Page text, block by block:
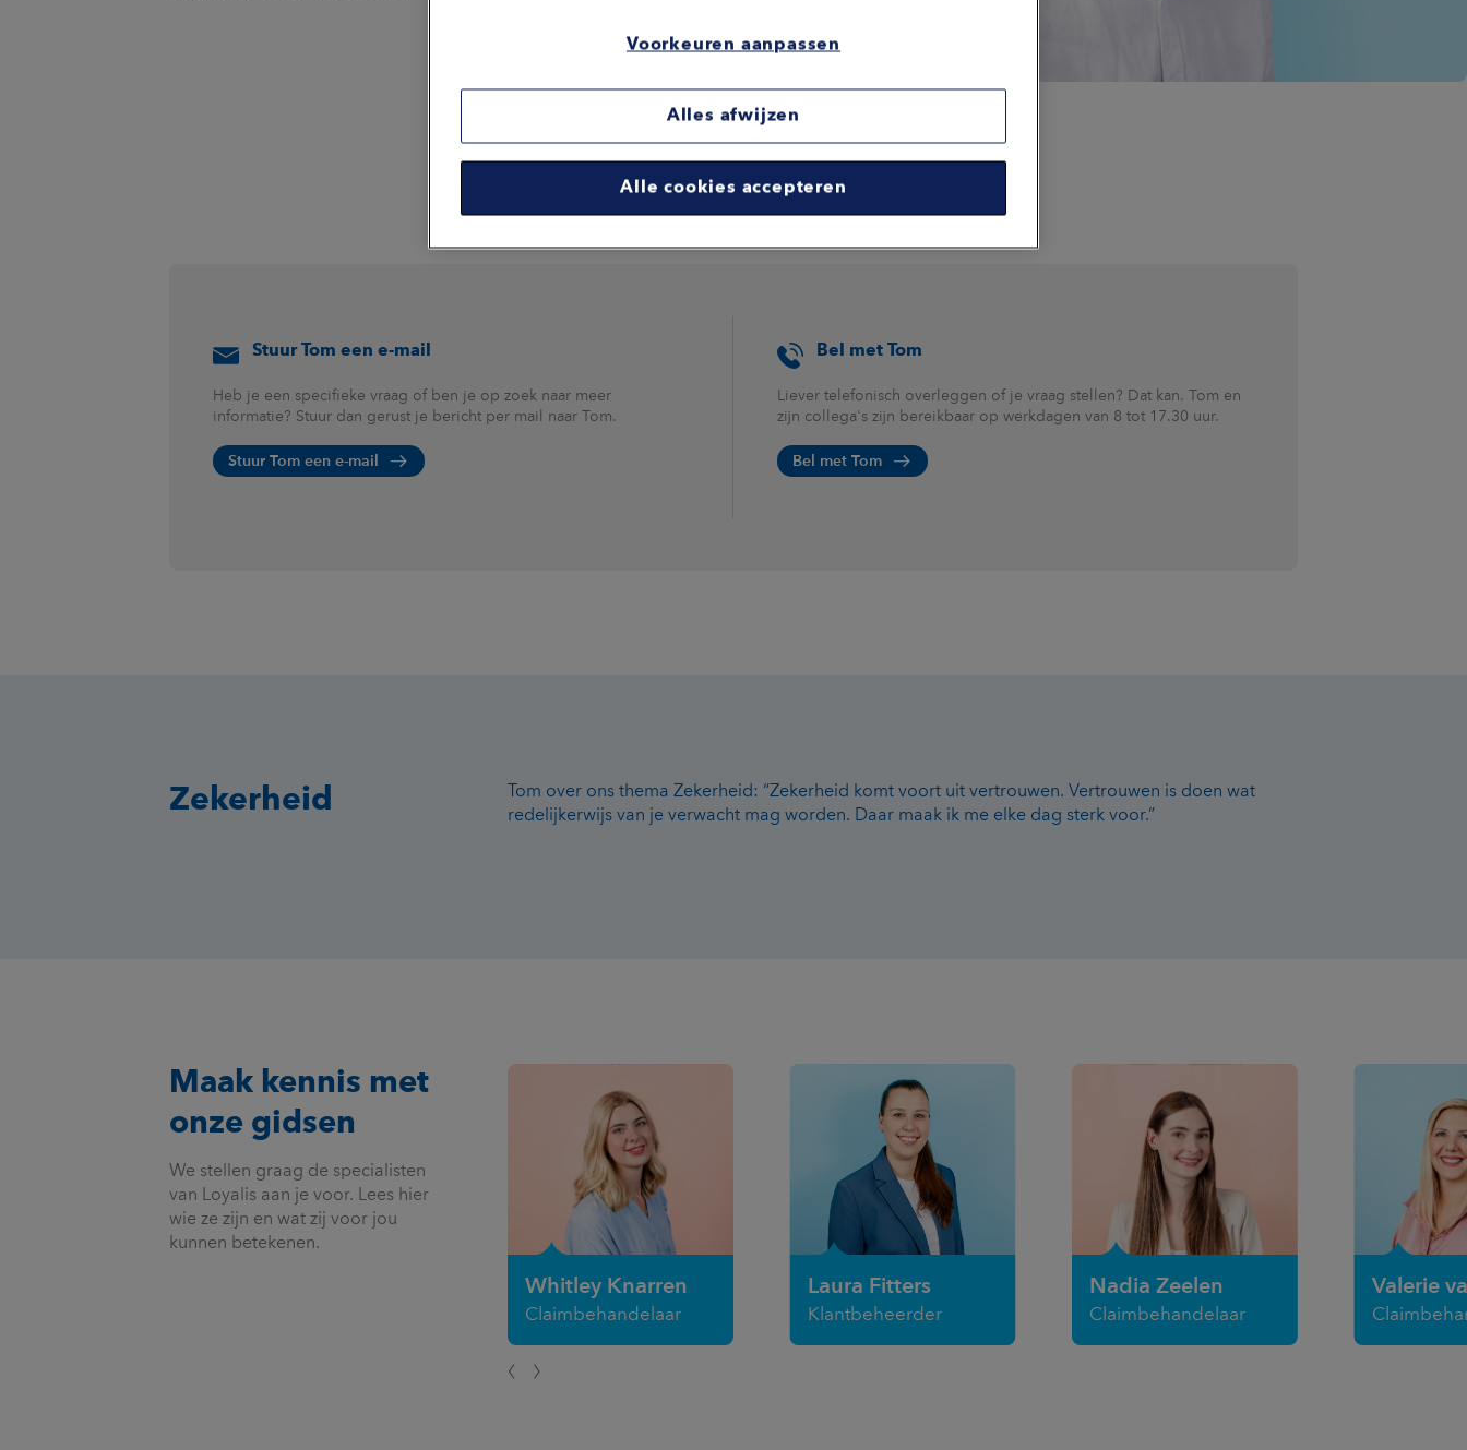
Stuur Tom een e-mail
Heb je een specifieke vraag of ben je op zoek naar meer
informatie? Stuur dan gerust je bericht per mail naar Tom.
Stuur Tom een e-mail
Bel met Tom
Liever telefonisch overleggen of je vraag stellen? Dat kan. Tom en
zijn collega's zijn bereikbaar op werkdagen van 8 tot 17.30 uur.
Bel met Tom
Zekerheid
Tom over ons thema Zekerheid: “Zekerheid komt voort uit vertrouwen. Vertrouwen is doen wat
redelijkerwijs van je verwacht mag worden. Daar maak ik me elke dag sterk voor.”
Maak kennis met
onze gidsen
We stellen graag de specialisten
van Loyalis aan je voor. Lees hier
wie ze zijn en wat zij voor jou
kunnen betekenen.
Whitley Knarren
Claimbehandelaar
Laura Fitters
Klantbeheerder
Nadia Zeelen
Claimbehandelaar
Valerie
Voorkeuren aanpassen
Alles afwijzen
Alle cookies accepteren